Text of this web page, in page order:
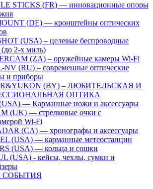
STICKS (FR) — инновационные опоры
(DE) — кронштейны оптических
(USA) – целевые беспроводные
2-х миль)
(ZA) – оружейные камеры Wi-Fi
(RU) – современные оптические
и приборы
(BY) – ЛЮБИТЕЛЬСКАЯ И
ОПТИКА
— Карманные ножи и аксессуары
(UK) — стрелковые очки с
Wi-Fi
(CA) — хронографы и аксессуары
(USA) — карманные метеостанции
(USA) — кольца и сошки
(USA) - кейсы, чехлы, сумки и
СОБЫТИЯ